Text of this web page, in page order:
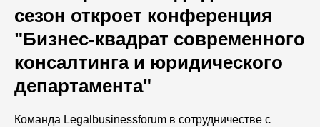
сезон откроет конференция
"Бизнес-квадрат современного
консалтинга и юридического
департамента"
Команда Legalbusinessforum в сотрудничестве с